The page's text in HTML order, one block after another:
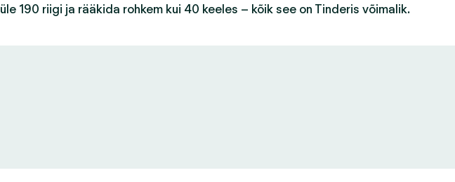
üle 190 riigi ja rääkida rohkem kui 40 keeles – kõik see on Tinderis võimalik.